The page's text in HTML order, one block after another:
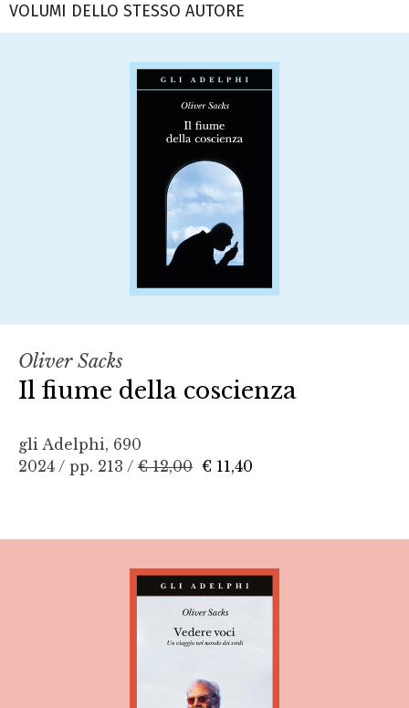
VOLUMI DELLO STESSO AUTORE
Oliver Sacks
Il fiume della coscienza
gli Adelphi, 690
2024 / pp. 213 / € 12,00 € 11,40